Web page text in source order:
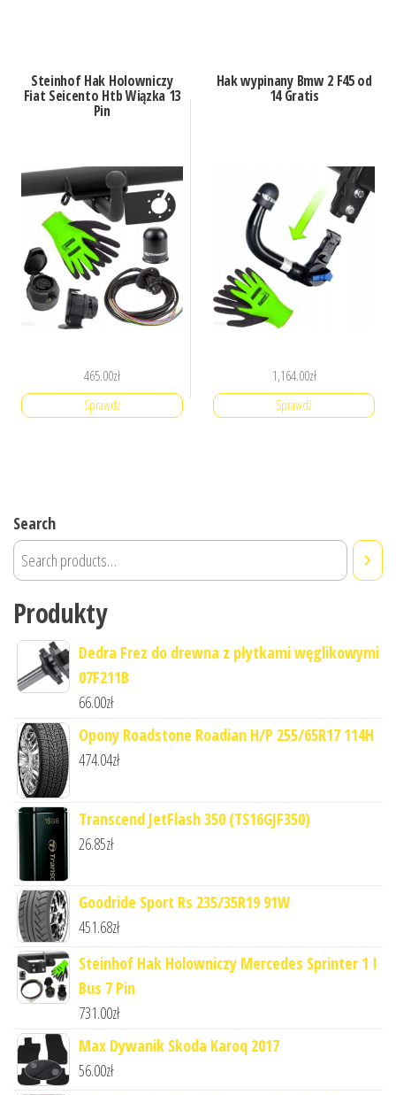
Steinhof Hak Holowniczy
Fiat Seicento Htb Wiązka 13
Pin
465.00zł
Sprawdź
Hak wypinany Bmw 2 F45 od
14 Gratis
1,164.00zł
Sprawdź
Search
Produkty
Dedra Frez do drewna z płytkami węglikowymi
07F211B
66.00zł
Opony Roadstone Roadian H/P 255/65R17 114H
474.04zł
Transcend JetFlash 350 (TS16GJF350)
26.85zł
Goodride Sport Rs 235/35R19 91W
451.68zł
Steinhof Hak Holowniczy Mercedes Sprinter 1 I
Bus 7 Pin
731.00zł
Max Dywanik Skoda Karoq 2017
56.00zł